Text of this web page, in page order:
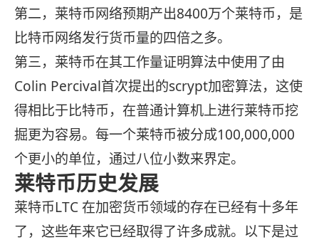
第二，莱特币网络预期产出8400万个莱特币，是
比特币网络发行货币量的四倍之多。
第三，莱特币在其工作量证明算法中使用了由
Colin Percival首次提出的scrypt加密算法，这使
得相比于比特币，在普通计算机上进行莱特币挖
掘更为容易。每一个莱特币被分成100,000,000
个更小的单位，通过八位小数来界定。
莱特币历史发展
莱特币LTC 在加密货币领域的存在已经有十多年
了，这些年来它已经取得了许多成就。以下是过